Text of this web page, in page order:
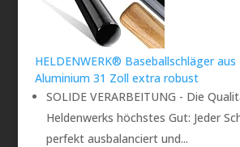
HELDENWERK® Baseballschläger
Aluminium 31 Zoll extra robust
SOLIDE VERARBEITUNG - Die
Heldenwerks höchstes Gut: Jeder
perfekt ausbalanciert und...